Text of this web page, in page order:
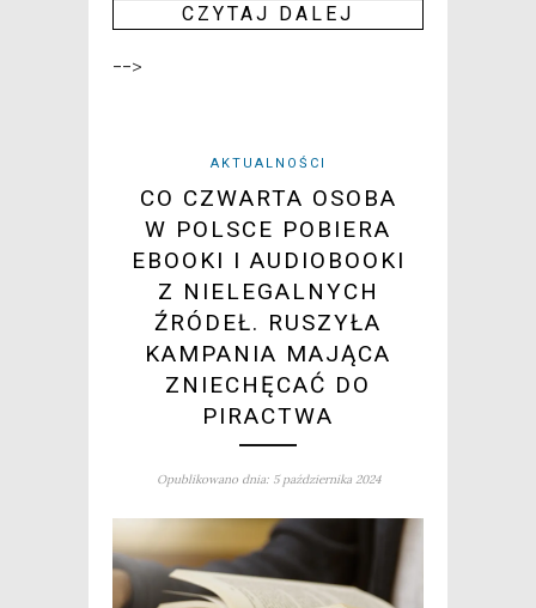
CZY­TAJ DALEJ
-->
AKTUALNOŚCI
CO CZWARTA OSOBA
W POLSCE POBIERA
EBOOKI I AUDIOBOOKI
Z NIELEGALNYCH
ŹRÓDEŁ. RUSZYŁA
KAMPANIA MAJĄCA
ZNIECHĘCAĆ DO
PIRACTWA
Opublikowano dnia: 5 października 2024